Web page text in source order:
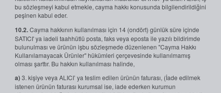
bu sözleşmeyi kabul etmekle, cayma hakkı konusunda bilgilendirildiğini
peşinen kabul eder.
10.2.Cayma hakkının kullanılması için 14 (ondört) günlük süre içinde
SATICI' ya iadeli taahhütlü posta, faks veya eposta ile yazılı bildirimde
bulunulması ve ürünün işbu sözleşmede düzenlenen "Cayma Hakkı
Kullanılamayacak Ürünler" hükümleri çerçevesinde kullanılmamış
olması şarttır. Bu hakkın kullanılması halinde,
a)3. kişiye veya ALICI’ ya teslim edilen ürünün faturası, (İade edilmek
istenen ürünün faturası kurumsal ise, iade ederken kurumun